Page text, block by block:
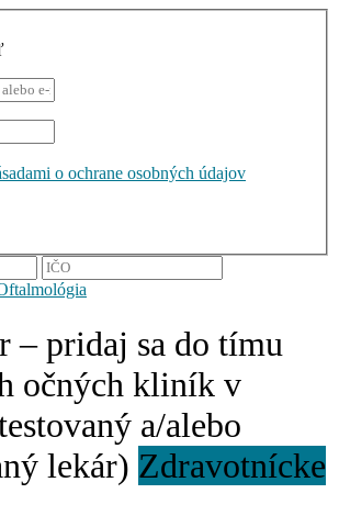
o ochrane osobných údajov
– pridaj sa do tímu
očných kliník v
a/alebo
lekár) Zdravotnícke